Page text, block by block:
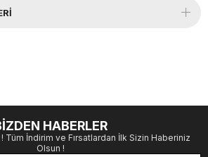
HABERLER
Tüm İndirim ve Fırsatlardan İlk Sizin Haberiniz
Olsun !